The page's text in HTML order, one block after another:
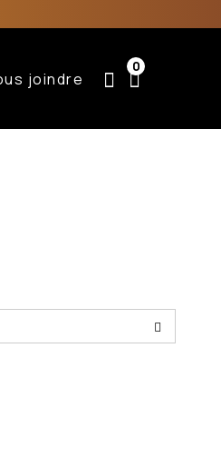
joindre
0